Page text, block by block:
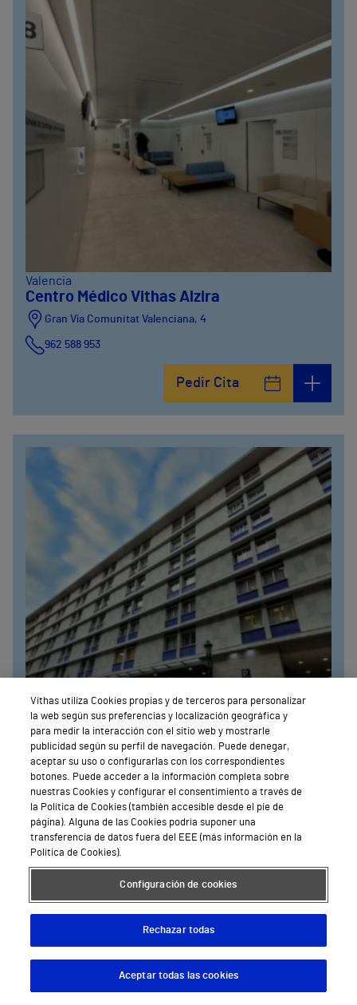
Valencia
Centro Médico Vithas Alzira
Gran Vía Comunitat Valenciana, 4
962 588 953
Pedir Cita
Valencia
Hospital Vithas Valencia Consuelo
Calle Callosa d’En Sarrià, 12
96 317 78 00
Pedir Cita
Descargar App
Vithas utiliza Cookies propias y de terceros para personalizar
la web según sus preferencias y localización geográfica y
para medir la interacción con el sitio web y mostrarle
publicidad según su perfil de navegación. Puede denegar,
aceptar su uso o configurarlas con los correspondientes
botones. Puede acceder a la información completa sobre
nuestras Cookies y configurar el consentimiento a través de
la Política de Cookies (también accesible desde el pie de
página). Alguna de las Cookies podría suponer una
transferencia de datos fuera del EEE (más información en la
Política de Cookies).
Configuración de cookies
Rechazar todas
Aceptar todas las cookies